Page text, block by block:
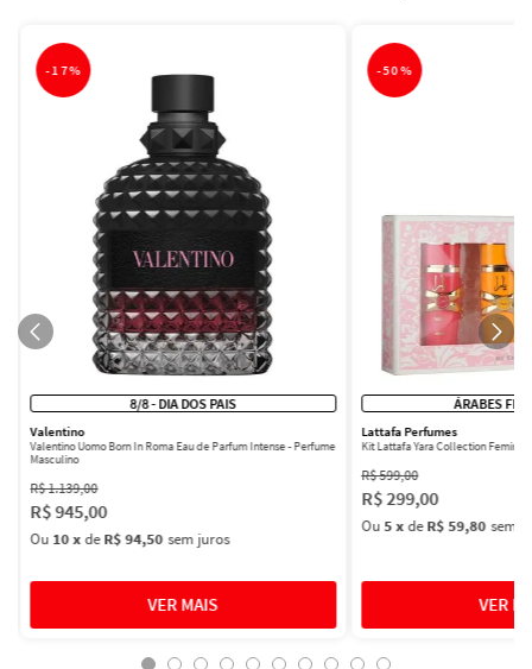
-17%
8/8 - DIA DOS PAIS
Valentino
Valentino Uomo Born In Roma Eau de Parfum Intense - Perfume
Masculino
R$1.139,00
R$945,00
Ou 10xdeR$ 94,50 sem juros
-50%
ÁRABES
Lattafa Perfumes
Kit Lattafa Yara Collection
R$599,00
R$ 299,00
Ou5xdeR$ 59,80 sem